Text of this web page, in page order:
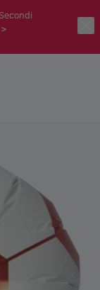
Secondi